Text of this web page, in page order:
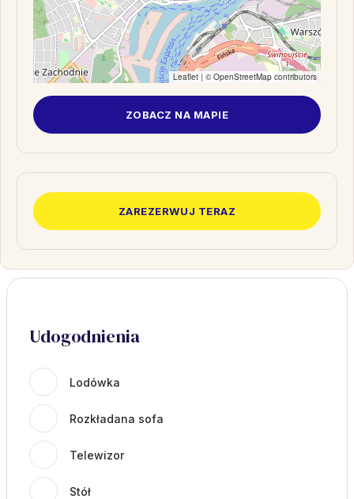
Leaflet | ©OpenStreetMap contributors
ZOBACZ NA MAPIE
ZAREZERWUJ TERAZ
Udogodnienia
Lodówka
Rozkładana sofa
Telewizor
Stół